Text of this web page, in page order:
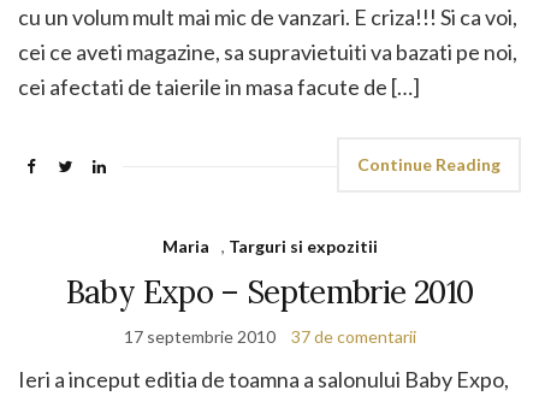
cu un volum mult mai mic de vanzari. E criza!!! Si ca voi,
cei ce aveti magazine, sa supravietuiti va bazati pe noi,
cei afectati de taierile in masa facute de […]
Continue Reading
Maria , Targuri si expozitii
Baby Expo – Septembrie 2010
17 septembrie 2010 37 de comentarii
Ieri a inceput editia de toamna a salonului Baby Expo,